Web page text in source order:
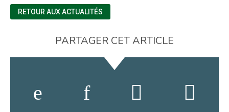
RETOUR AUX ACTUALITÉS
PARTAGER CET ARTICLE